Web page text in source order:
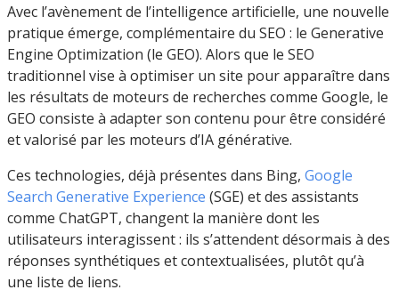
Avec l’avènement de l’intelligence artificielle, une nouvelle
pratique émerge, complémentaire du SEO : le Generative
Engine Optimization (le GEO). Alors que le SEO
traditionnel vise à optimiser un site pour apparaître dans
les résultats de moteurs de recherches comme Google, le
GEO consiste à adapter son contenu pour être considéré
et valorisé par les moteurs d’IA générative.
Ces technologies, déjà présentes dans Bing, Google
Search Generative Experience (SGE) et des assistants
comme ChatGPT, changent la manière dont les
utilisateurs interagissent : ils s’attendent désormais à des
réponses synthétiques et contextualisées, plutôt qu’à
une liste de liens.